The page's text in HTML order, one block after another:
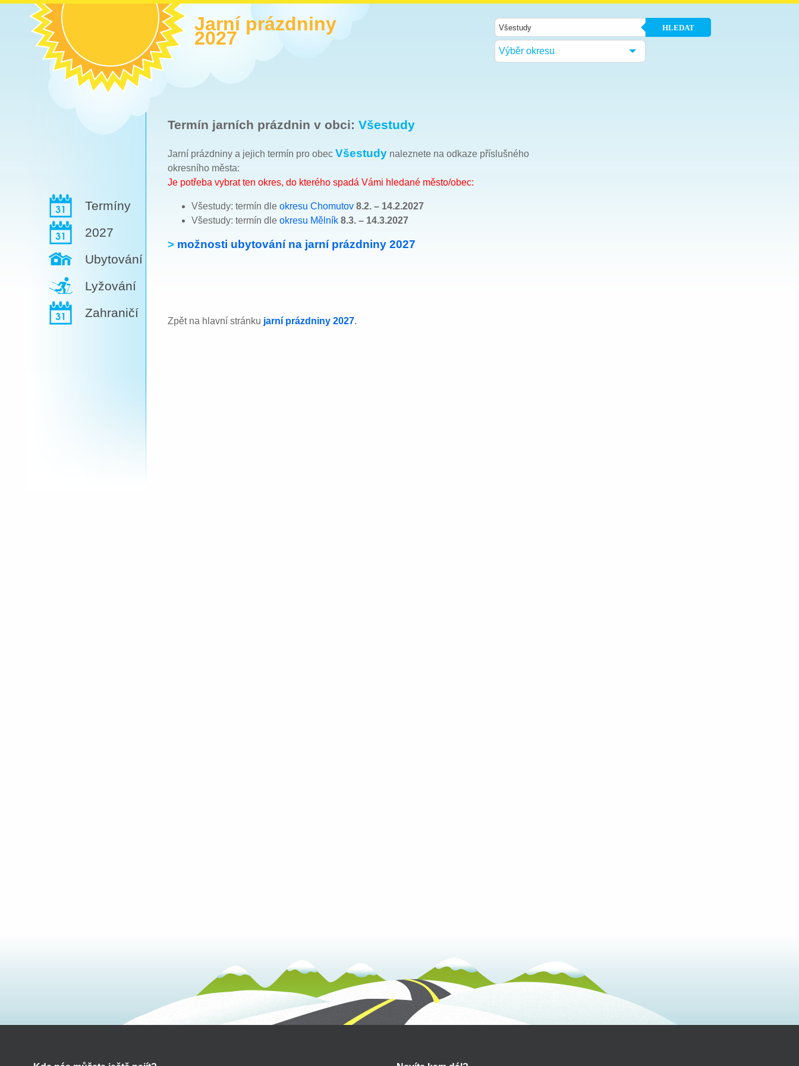
Jarní prázdniny
2027 HLEDAT
Výběr okresu
Termíny
2027
Ubytování
Lyžování
Zahraničí
Termín jarních prázdnin v obci: Všestudy
Jarní prázdniny a jejich termín pro obec Všestudy naleznete na odkaze příslušného
okresního města:
Je potřeba vybrat ten okres, do kterého spadá Vámi hledané město/obec:
Všestudy: termín dle okresu Chomutov 8.2. – 14.2.2027
Všestudy: termín dle okresu Mělník 8.3. – 14.3.2027
> možnosti ubytování na jarní prázdniny 2027
Zpět na hlavní stránku jarní prázdniny 2027.